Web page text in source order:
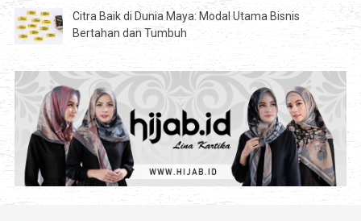
Citra Baik di Dunia Maya: Modal Utama Bisnis
Bertahan dan Tumbuh